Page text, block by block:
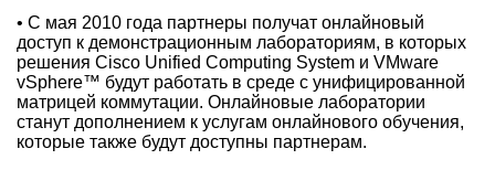
• С мая 2010 года партнеры получат онлайновый
доступ к демонстрационным лабораториям, в которых
решения Cisco Unified Computing System и VMware
vSphere™ будут работать в среде с унифицированной
матрицей коммутации. Онлайновые лаборатории
станут дополнением к услугам онлайнового обучения,
которые также будут доступны партнерам.